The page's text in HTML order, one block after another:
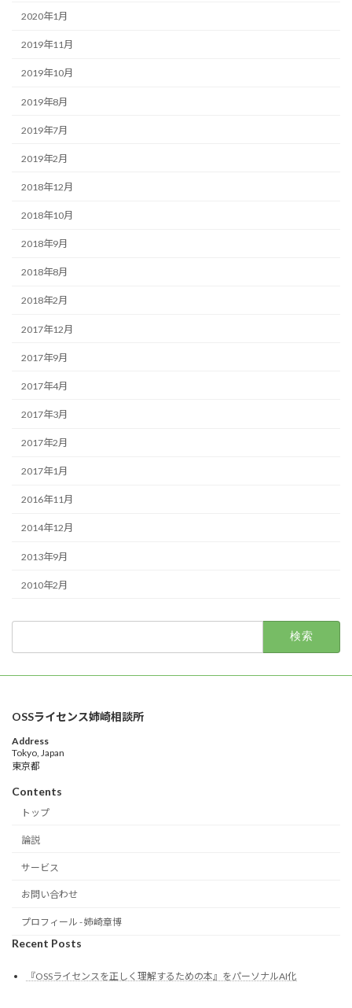
2020年1月
2019年11月
2019年10月
2019年8月
2019年7月
2019年2月
2018年12月
2018年10月
2018年9月
2018年8月
2018年2月
2017年12月
2017年9月
2017年4月
2017年3月
2017年2月
2017年1月
2016年11月
2014年12月
2013年9月
2010年2月
OSSライセンス姉崎相談所
Address
Tokyo, Japan
東京都
Contents
トップ
論説
サービス
お問い合わせ
プロフィール - 姉崎章博
Recent Posts
『OSSライセンスを正しく理解するための本』をパーソナルAI化